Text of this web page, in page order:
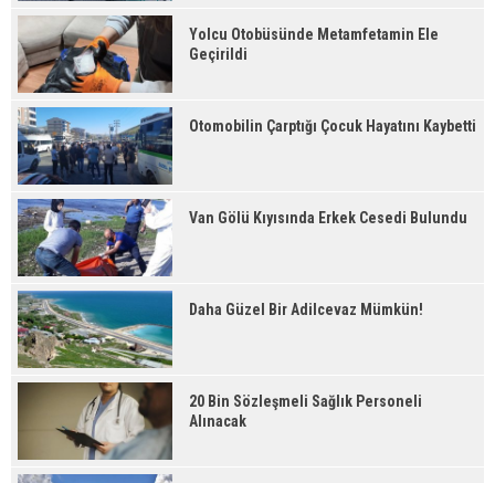
Yolcu Otobüsünde Metamfetamin Ele
Geçirildi
Otomobilin Çarptığı Çocuk Hayatını Kaybetti
Van Gölü Kıyısında Erkek Cesedi Bulundu
Daha Güzel Bir Adilcevaz Mümkün!
20 Bin Sözleşmeli Sağlık Personeli
Alınacak